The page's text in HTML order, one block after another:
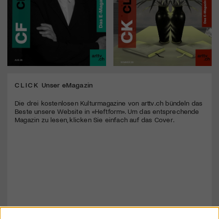
CLICK Unser eMagazin
Die drei kostenlosen Kulturmagazine von arttv.ch bündeln das
Beste unsere Website in «Heftform». Um das entsprechende
Magazin zu lesen, klicken Sie einfach auf das Cover.